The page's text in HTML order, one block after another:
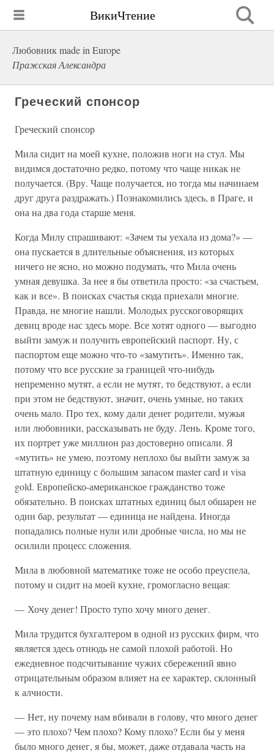
ВикиЧтение
Любовник made in Europe
Пражская Александра
Греческий спонсор
Греческий спонсор
Мила сидит на моей кухне, положив ноги на стул. Мы
видимся достаточно редко, потому что чаще никак не
получается. (Вру. Чаще получается, но тогда мы начинаем
друг друга раздражать.) Познакомились здесь, в Праге, и
она на два года старше меня.
Когда Милу спрашивают: «Зачем ты уехала из дома?» —
она пускается в длительные объяснения, из которых
ничего не ясно, но можно подумать, что Мила очень
умная девушка. За нее я бы ответила просто: «за счастьем,
как и все». В поисках счастья сюда приехали многие.
Правда, не многие нашли. Молодых русскоговорящих
девиц вроде нас здесь море. Все хотят одного — выгодно
выйти замуж и получить европейский паспорт. Ну, с
паспортом еще можно что-то «замутить». Именно так,
потому что все русские за границей что-нибудь
непременно мутят, а если не мутят, то бедствуют, а если
при этом не бедствуют, значит, очень умные, но таких
очень мало. Про тех, кому дали денег родители, мужья
или любовники, рассказывать не буду. Лень. Кроме того,
их портрет уже миллион раз достоверно описали. Я
«мутить» не умею, поэтому неплохо бы выйти замуж за
штатную единицу с большим запасом master card и visa
gold. Европейско-американское гражданство тоже
обязательно. В поисках штатных единиц был обшарен не
один бар, результат — единица не найдена. Иногда
попадались полные нули или дробные числа, но мы не
осилили процесс сложения.
Мила в любовной математике тоже не особо преуспела,
потому и сидит на моей кухне, громогласно вещая:
— Хочу денег! Просто тупо хочу много денег.
Мила трудится бухгалтером в одной из русских фирм, что
является здесь отнюдь не самой плохой работой. Но
ежедневное подсчитывание чужих сбережений явно
отрицательным образом влияет на ее характер, склонный
к алчности.
— Нет, ну почему нам вбивали в голову, что много денег
— это плохо? Чем плохо? Кому плохо? Если бы у меня
было много денег, я бы, может, даже отдавала часть на